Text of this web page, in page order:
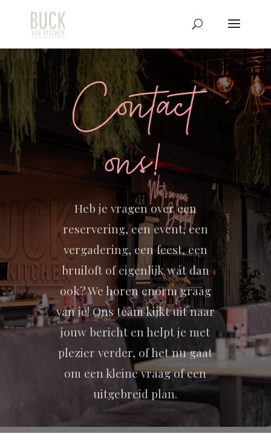
Contact
ons!
Heb je vragen over een
reservering, een event, een
vergadering, een feest, een
bruiloft of eigenlijk wát dan
ook? We horen enorm graag
van je! Ons team kijkt uit naar
jouw bericht en helpt je met
plezier verder, of het nu gaat
om een kleine vraag of een
uitgebreid plan.